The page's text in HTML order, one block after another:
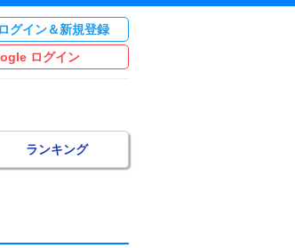
グイン＆新規登録
ログイン
ランキング